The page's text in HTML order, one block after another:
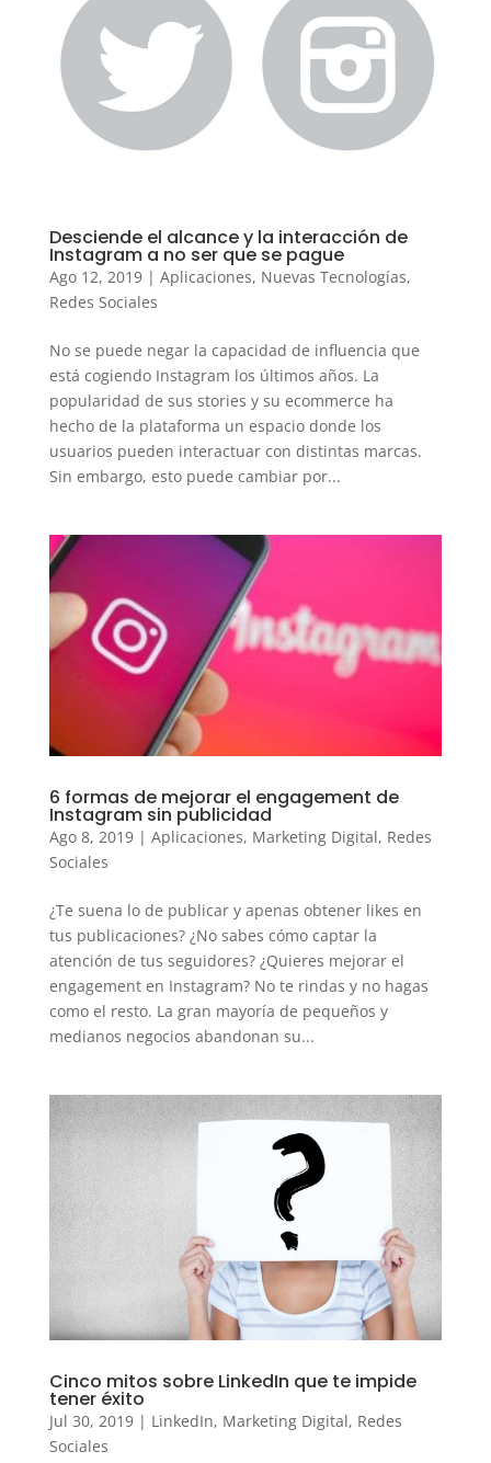
Desciende el alcance y la interacción de
Instagram a no ser que se pague
Ago 12, 2019| Aplicaciones, Nuevas Tecnologías,
Redes Sociales
No se puede negar la capacidad de influencia que
está cogiendo Instagram los últimos años. La
popularidad de sus stories y su ecommerce ha
hecho de la plataforma un espacio donde los
usuarios pueden interactuar con distintas marcas.
Sin embargo, esto puede cambiar por...
6 formas de mejorar el engagement de
Instagram sin publicidad
Ago 8, 2019| Aplicaciones, Marketing Digital, Redes
Sociales
¿Te suena lo de publicar y apenas obtener likes en
tus publicaciones? ¿No sabes cómo captar la
atención de tus seguidores? ¿Quieres mejorar el
engagement en Instagram? No te rindas y no hagas
como el resto. La gran mayoría de pequeños y
medianos negocios abandonan su...
Cinco mitos sobre LinkedIn que te impide
tener éxito
Jul 30, 2019| LinkedIn, Marketing Digital, Redes
Sociales